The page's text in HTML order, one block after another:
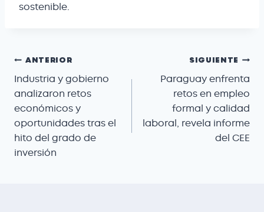
sostenible.
ANTERIOR
Industria y gobierno
analizaron retos
económicos y
oportunidades tras el
hito del grado de
inversión
SIGUIENTE
Paraguay enfrenta
retos en empleo
formal y calidad
laboral, revela informe
del CEE